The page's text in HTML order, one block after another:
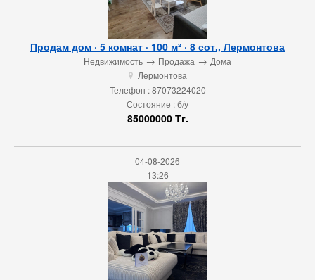
Продам дом · 5 комнат · 100 м² · 8 сот., Лермонтова
Недвижимость → Продажа → Дома
u
Лермонтова
Телефон : 87073224020
Состояние : б/у
85000000 Тг.
04-08-2026
13:26